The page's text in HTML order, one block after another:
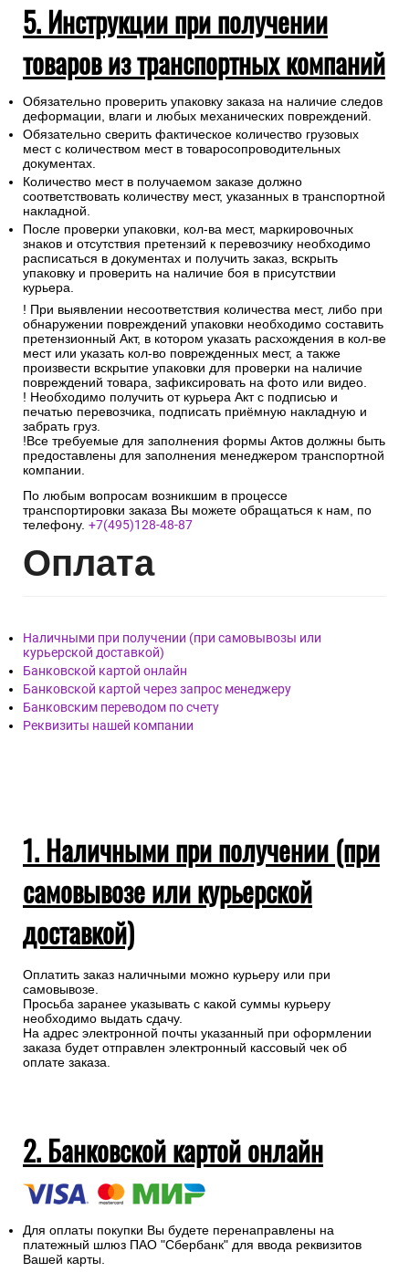
5. Инструкции при получении
товаров из транспортных компаний
Обязательно проверить упаковку заказа на наличие следов
деформации, влаги и любых механических повреждений.
Обязательно сверить фактическое количество грузовых
мест с количеством мест в товаросопроводительных
документах.
Количество мест в получаемом заказе должно
соответствовать количеству мест, указанных в транспортной
накладной.
После проверки упаковки, кол-ва мест, маркировочных
знаков и отсутствия претензий к перевозчику необходимо
расписаться в документах и получить заказ, вскрыть
упаковку и проверить на наличие боя в присутствии
курьера.
! При выявлении несоответствия количества мест, либо при
обнаружении повреждений упаковки необходимо составить
претензионный Акт, в котором указать расхождения в кол-ве
мест или указать кол-во поврежденных мест, а также
произвести вскрытие упаковки для проверки на наличие
повреждений товара, зафиксировать на фото или видео.
! Необходимо получить от курьера Акт с подписью и
печатью перевозчика, подписать приёмную накладную и
забрать груз.
!Все требуемые для заполнения формы Актов должны быть
предоставлены для заполнения менеджером транспортной
компании.
По любым вопросам возникшим в процессе
транспортировки заказа Вы можете обращаться к нам, по
телефону. +7(495)128-48-87
Оплата
Наличными при получении (при самовывозы или
курьерской доставкой)
Банковской картой онлайн
Банковской картой через запрос менеджеру
Банковским переводом по счету
Реквизиты нашей компании
1. Наличными при получении (при
самовывозе или курьерской
доставкой)
Оплатить заказ наличными можно курьеру или при
самовывозе.
Просьба заранее указывать с какой суммы курьеру
необходимо выдать сдачу.
На адрес электронной почты указанный при оформлении
заказа будет отправлен электронный кассовый чек об
оплате заказа.
2. Банковской картой онлайн
Для оплаты покупки Вы будете перенаправлены на
платежный шлюз ПАО "Сбербанк" для ввода реквизитов
Вашей карты.